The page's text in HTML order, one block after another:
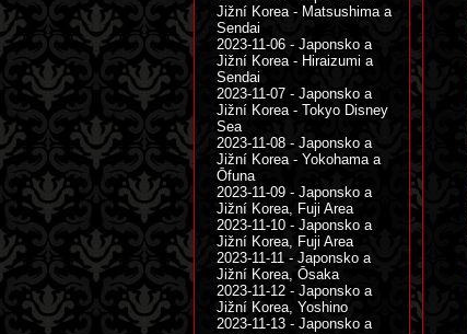
Jižní Korea - Matsushima a
Sendai
2023-11-06 - Japonsko a
Jižní Korea - Hiraizumi a
Sendai
2023-11-07 - Japonsko a
Jižní Korea - Tokyo Disney
Sea
2023-11-08 - Japonsko a
Jižní Korea - Yokohama a
Ōfuna
2023-11-09 - Japonsko a
Jižní Korea, Fuji Area
2023-11-10 - Japonsko a
Jižní Korea, Fuji Area
2023-11-11 - Japonsko a
Jižní Korea, Ōsaka
2023-11-12 - Japonsko a
Jižní Korea, Yoshino
2023-11-13 - Japonsko a